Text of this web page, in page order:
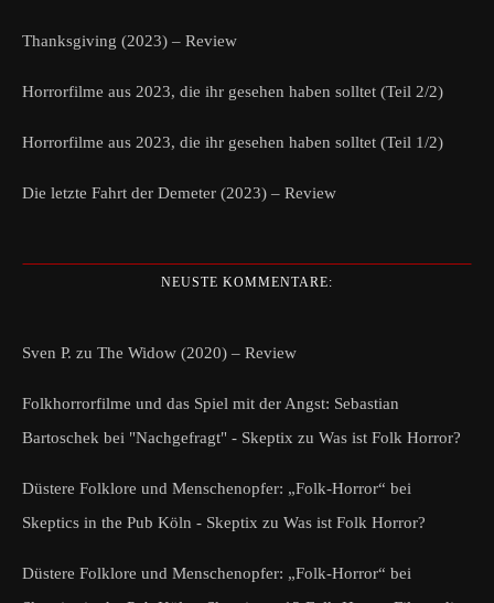
Thanksgiving (2023) – Review
Horrorfilme aus 2023, die ihr gesehen haben solltet (Teil 2/2)
Horrorfilme aus 2023, die ihr gesehen haben solltet (Teil 1/2)
Die letzte Fahrt der Demeter (2023) – Review
NEUSTE KOMMENTARE:
Sven P. zu The Widow (2020) – Review
Folkhorrorfilme und das Spiel mit der Angst: Sebastian
Bartoschek bei "Nachgefragt" - Skeptix zu Was ist Folk Horror?
Düstere Folklore und Menschenopfer: „Folk-Horror“ bei
Skeptics in the Pub Köln - Skeptix zu Was ist Folk Horror?
Düstere Folklore und Menschenopfer: „Folk-Horror“ bei